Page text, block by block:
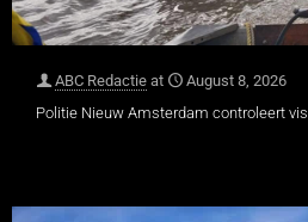
ABC Redactie at
August 8, 2026
Politie Nieuw Amsterdam controleert